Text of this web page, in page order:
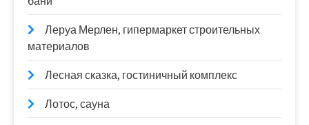
Леруа Мерлен, гипермаркет строительных
материалов
Лесная сказка, гостиничный комплекс
Лотос, сауна